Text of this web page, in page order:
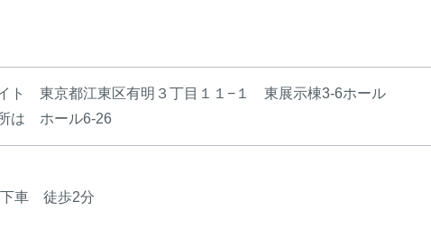
ト 東京都江東区有明３丁目１１−１ 東展示棟3-6ホール
は ホール6-26
下車 徒歩2分